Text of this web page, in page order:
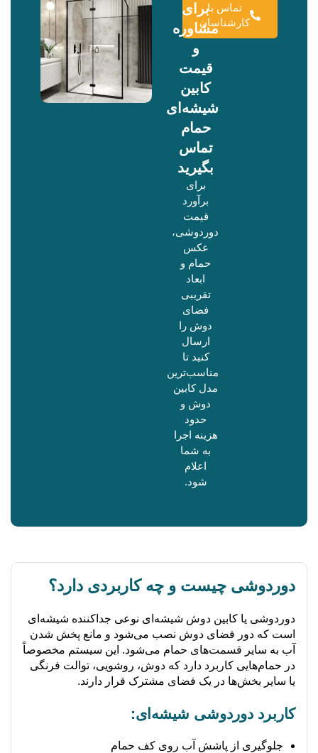
تماس با
کارشناسان
برای
مشاوره
و
قیمت
کابین
شیشه‌ای
حمام
تماس
بگیرید
برای
برآورد
قیمت
دوردوشی،
عکس
حمام و
ابعاد
تقریبی
فضای
دوش را
ارسال
کنید تا
مناسب‌ترین
مدل کابین
دوش و
حدود
هزینه اجرا
به شما
اعلام
شود.
دوردوشی چیست و چه کاربردی دارد؟
دوردوشی یا کابین دوش شیشه‌ای نوعی جداکننده شیشه‌ای
است که دور فضای دوش نصب می‌شود و مانع پخش شدن
آب به سایر قسمت‌های حمام می‌شود. این سیستم مخصوصاً
در حمام‌هایی کاربرد دارد که دوش، روشویی، توالت فرنگی
یا سایر بخش‌ها در یک فضای مشترک قرار دارند.
کاربرد دوردوشی شیشه‌ای:
جلوگیری از پاشش آب روی کف حمام